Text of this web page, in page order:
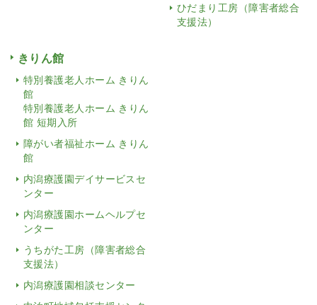
ひだまり工房（障害者総合
支援法）
きりん館
特別養護老人ホーム きりん
館
特別養護老人ホーム きりん
館 短期入所
障がい者福祉ホーム きりん
館
内潟療護園デイサービスセ
ンター
内潟療護園ホームヘルプセ
ンター
うちがた工房（障害者総合
支援法）
内潟療護園相談センター